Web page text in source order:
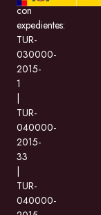
con
expedientes:
TUR-
030000-
2015-
1
|
TUR-
040000-
2015-
33
|
TUR-
040000-